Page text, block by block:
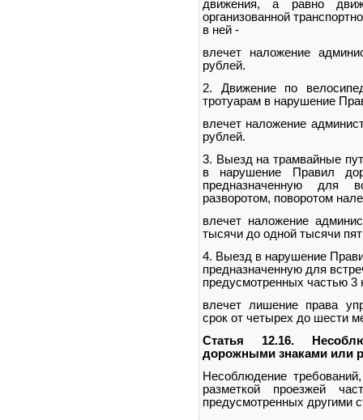
движения, а равно
организованной
в ней -
влечет наложение
рублей.
2. Движение по
тротуарам в нарушение
влечет наложение
рублей.
3. Выезд на трамвайные
в нарушение Правил
предназначенную для
разворотом, поворотом
влечет наложение
тысячи до одной тысячи
4. Выезд в нарушение
предназначенную для
предусмотренных частью 3
влечет лишение права
срок от четырех до шести
Статья 12.16.
дорожными знаками или
Несоблюдение
разметкой проезжей
предусмотренных другими